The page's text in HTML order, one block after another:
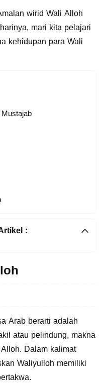
wirid Wali Alloh
mari kita pelajari
kehidupan para Wali
:
Arab berarti adalah
atau pelindung, makna
Dalam kalimat
Waliyulloh memiliki